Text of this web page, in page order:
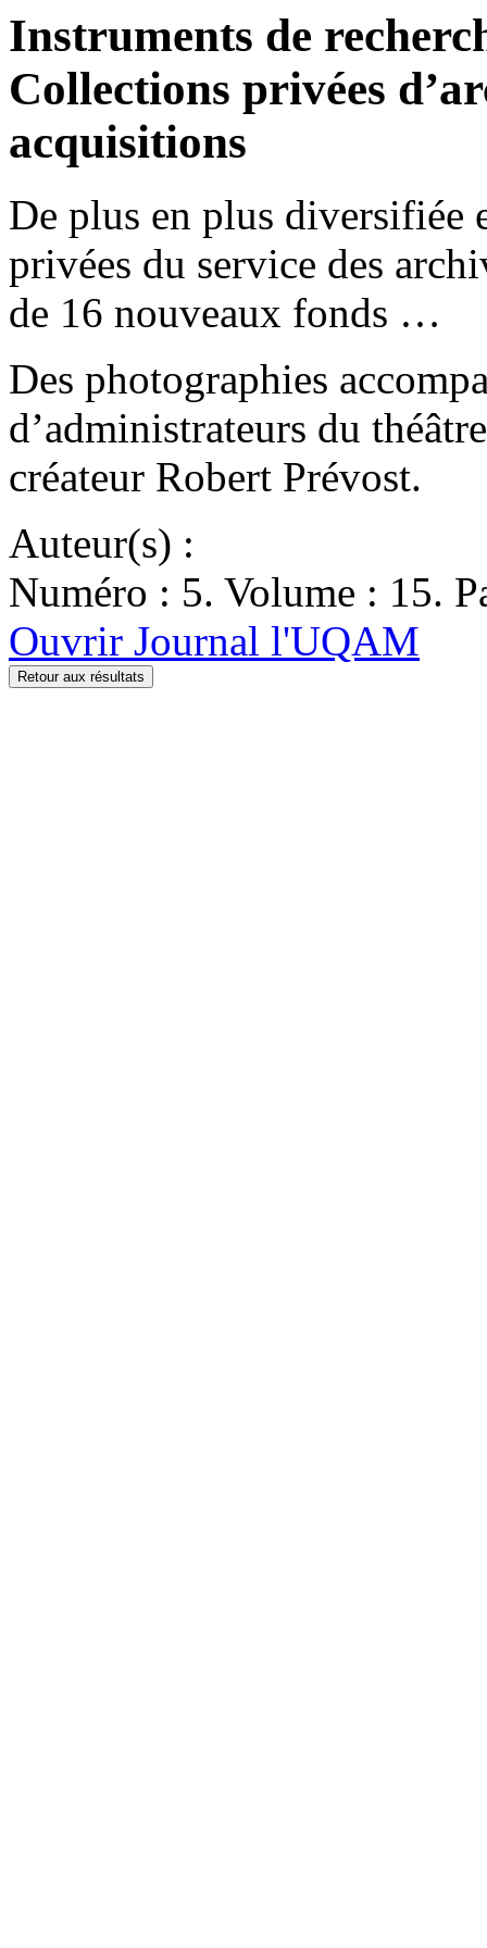
Instruments de
Collections privées
acquisitions
De plus en plus diversifiée
privées du service des
de 16 nouveaux fonds …
Des photographies
d’administrateurs du
créateur Robert Prévost.
Auteur(s) :
Numéro : 5. Volume : 15.
Ouvrir Journal l'UQAM
Retour aux résultats